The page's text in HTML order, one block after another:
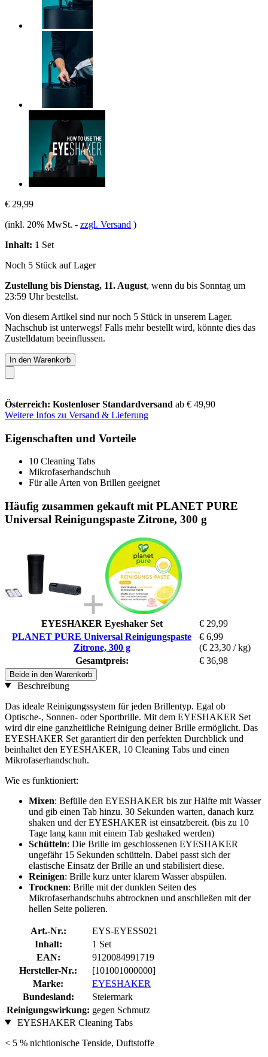
€ 29,99
(inkl. 20% MwSt. - zzgl. Versand )
Inhalt: 1 Set
Noch 5 Stück auf Lager
Zustellung bis Dienstag, 11. August, wenn du bis Sonntag um
23:59 Uhrbestellst.
Von diesem Artikel sind nur noch 5 Stück in unserem Lager.
Nachschub ist unterwegs! Falls mehr bestellt wird, könnte dies das
Zustelldatum beeinflussen.
In den Warenkorb
Österreich: Kostenloser Standardversand ab € 49,90
Weitere Infos zu Versand & Lieferung
Eigenschaften und Vorteile
10 Cleaning Tabs
Mikrofaserhandschuh
Für alle Arten von Brillen geeignet
Häufig zusammen gekauft mit PLANET PURE
Universal Reinigungspaste Zitrone, 300 g
EYESHAKER Eyeshaker Set
€ 29,99
PLANET PURE Universal Reinigungspaste
Zitrone, 300 g
€ 6,99
(€ 23,30 / kg)
Gesamtpreis:
€ 36,98
Beide in den Warenkorb
Beschreibung
Das ideale Reinigungssystem für jeden Brillentyp. Egal ob
Optische-, Sonnen- oder Sportbrille. Mit dem EYESHAKER Set
wird dir eine ganzheitliche Reinigung deiner Brille ermöglicht. Das
EYESHAKER Set garantiert dir den perfekten Durchblick und
beinhaltet den EYESHAKER, 10 Cleaning Tabs und einen
Mikrofaserhandschuh.
Wie es funktioniert:
Mixen: Befülle den EYESHAKER bis zur Hälfte mit Wasser
und gib einen Tab hinzu. 30 Sekunden warten, danach kurz
shaken und der EYESHAKER ist einsatzbereit. (bis zu 10
Tage lang kann mit einem Tab geshaked werden)
Schütteln: Die Brille im geschlossenen EYESHAKER
ungefähr 15 Sekunden schütteln. Dabei passt sich der
elastische Einsatz der Brille an und stabilisiert diese.
Reinigen: Brille kurz unter klarem Wasser abspülen.
Trocknen: Brille mit der dunklen Seiten des
Mikrofaserhandschuhs abtrocknen und anschließen mit der
hellen Seite polieren.
Art.-Nr.:
EYS-EYESS021
Inhalt:
1 Set
EAN:
9120084991719
Hersteller-Nr.:
[101001000000]
Marke:
EYESHAKER
Bundesland:
Steiermark
Reinigungswirkung: gegen Schmutz
EYESHAKER Cleaning Tabs
< 5 % nichtionische Tenside, Duftstoffe